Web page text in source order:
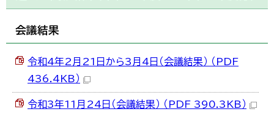
会議結果
令和4年2月21日から3月4日（会議結果） （PDF
436.4KB）
令和3年11月24日（会議結果） （PDF 390.3KB）